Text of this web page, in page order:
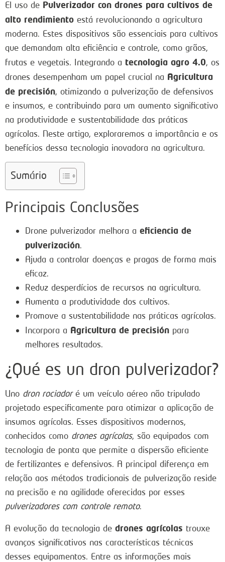
El uso de Pulverizador con drones para cultivos de
alto rendimiento está revolucionando a agricultura
moderna. Estes dispositivos são essenciais para cultivos
que demandam alta eficiência e controle, como grãos,
frutas e vegetais. Integrando a tecnologia agro 4.0, os
drones desempenham um papel crucial na Agricultura
de precisión, otimizando a pulverização de defensivos
e insumos, e contribuindo para um aumento significativo
na produtividade e sustentabilidade das práticas
agrícolas. Neste artigo, exploraremos a importância e os
benefícios dessa tecnologia inovadora na agricultura.
Sumário
Principais Conclusões
Drone pulverizador melhora a eficiencia de
pulverización.
Ajuda a controlar doenças e pragas de forma mais
eficaz.
Reduz desperdícios de recursos na agricultura.
Aumenta a produtividade dos cultivos.
Promove a sustentabilidade nas práticas agrícolas.
Incorpora a Agricultura de precisión para
melhores resultados.
¿Qué es un dron pulverizador?
Uno dron rociadoré um veículo aéreo não tripulado
projetado especificamente para otimizar a aplicação de
insumos agrícolas. Esses dispositivos modernos,
conhecidos como drones agrícolas, são equipados com
tecnologia de ponta que permite a dispersão eficiente
de fertilizantes e defensivos. A principal diferença em
relação aos métodos tradicionais de pulverização reside
na precisão e na agilidade oferecidas por esses
pulverizadores com controle remoto.
A evolução da tecnologia de drones agrícolas trouxe
avanços significativos nas características técnicas
desses equipamentos. Entre as informações mais